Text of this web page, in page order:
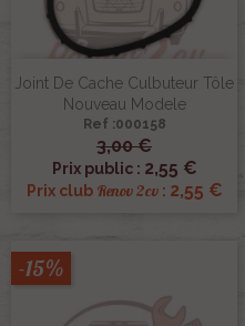
Joint De Cache Culbuteur Tôle
Nouveau Modele
Ref :000158
3,00 €
Prix public : 2,55 €
Prix club Renov 2cv: 2,55 €
-15%